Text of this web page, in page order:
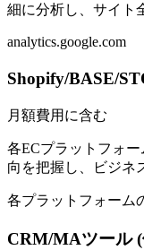
細に分析し、サイト
analytics.google.com
Shopify/BASE/
月額費用に含む
各ECプラットフォ
向を把握し、ビジネ
各プラットフォーム
CRM/MAツール (